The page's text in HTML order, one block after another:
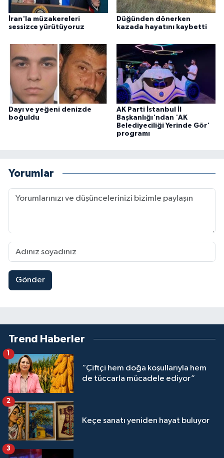
İran'la müzakereleri
sessizce yürütüyoruz
Düğünden dönerken
kazada hayatını kaybetti
Dayı ve yeğeni denizde
boğuldu
AK Parti İstanbul İl
Başkanlığı'ndan 'AK
Belediyeciliği Yerinde Gör'
programı
Yorumlar
Gönder
Trend Haberler
“Çiftçi hem doğa koşullarıyla hem
de tüccarla mücadele ediyor”
1
Keçe sanatı yeniden hayat buluyor
2
3